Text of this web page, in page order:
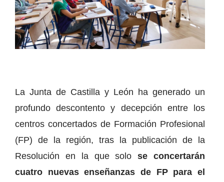
La Junta de Castilla y León ha generado un
profundo descontento y decepción entre los
centros concertados de Formación Profesional
(FP) de la región, tras la publicación de la
Resolución en la que solo se concertarán
cuatro nuevas enseñanzas de FP para el